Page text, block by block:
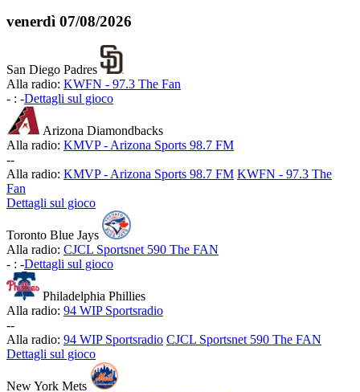
venerdì 07/08/2026
San Diego Padres
Alla radio: KWFN - 97.3 The Fan
- : -Dettagli sul gioco
Arizona Diamondbacks
Alla radio: KMVP - Arizona Sports 98.7 FM
--
Alla radio: KMVP - Arizona Sports 98.7 FM KWFN - 97.3 The
Fan
Dettagli sul gioco
Toronto Blue Jays
Alla radio: CJCL Sportsnet 590 The FAN
- : -Dettagli sul gioco
Philadelphia Phillies
Alla radio: 94 WIP Sportsradio
--
Alla radio: 94 WIP Sportsradio CJCL Sportsnet 590 The FAN
Dettagli sul gioco
New York Mets